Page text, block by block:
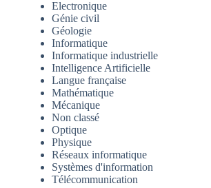
Electronique
Génie civil
Géologie
Informatique
Informatique industrielle
Intelligence Artificielle
Langue française
Mathématique
Mécanique
Non classé
Optique
Physique
Réseaux informatique
Systèmes d'information
Télécommunication